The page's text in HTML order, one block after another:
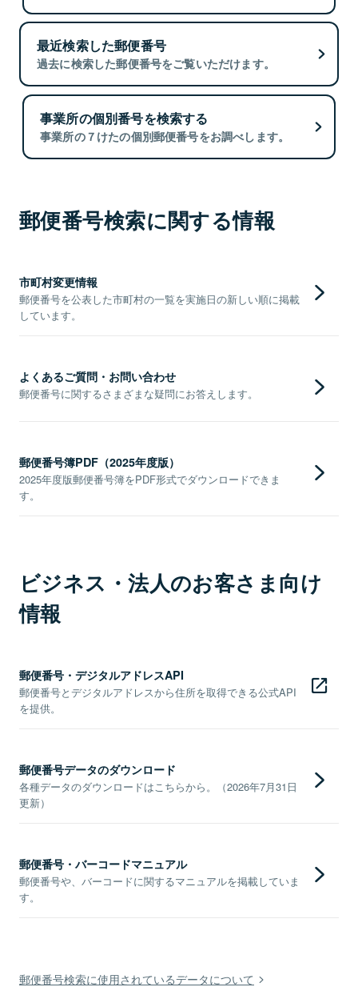
最近検索した郵便番号
過去に検索した郵便番号をご覧いただけます。
事業所の個別番号を検索する
事業所の７けたの個別郵便番号をお調べします。
郵便番号検索に関する情報
市町村変更情報
郵便番号を公表した市町村の一覧を実施日の新しい順に掲載
しています。
よくあるご質問・お問い合わせ
郵便番号に関するさまざまな疑問にお答えします。
郵便番号簿PDF（2025年度版）
2025年度版郵便番号簿をPDF形式でダウンロードできま
す。
ビジネス・法人のお客さま向け
情報
郵便番号・デジタルアドレスAPI
郵便番号とデジタルアドレスから住所を取得できる公式API
を提供。
郵便番号データのダウンロード
各種データのダウンロードはこちらから。（2026年7月31日
更新）
郵便番号・バーコードマニュアル
郵便番号や、バーコードに関するマニュアルを掲載していま
す。
郵便番号検索に使用されているデータについて